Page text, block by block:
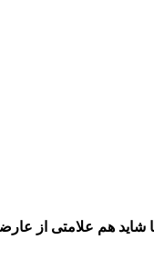
شاید هم علامتی از